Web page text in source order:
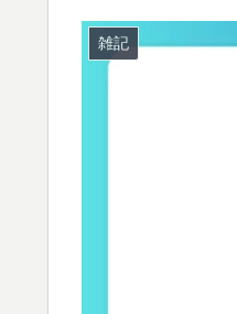
雑記